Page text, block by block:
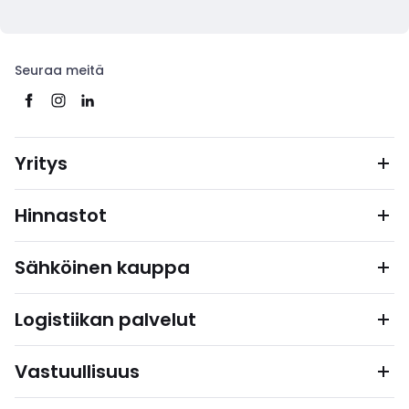
Seuraa meitä
Yritys
Hinnastot
Sähköinen kauppa
Logistiikan palvelut
Vastuullisuus